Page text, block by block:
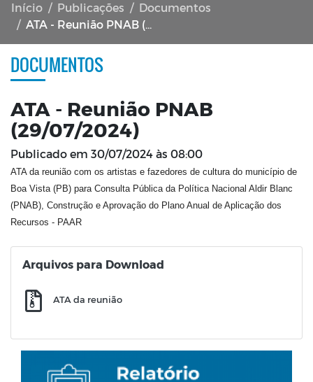
Início Publicações
Documentos
ATA - Reunião PNAB (29/07/2024)
DOCUMENTOS
ATA - Reunião PNAB
(29/07/2024)
Publicado em 30/07/2024 às 08:00
ATA da reunião com os artistas e fazedores de cultura do município de
Boa Vista (PB) para Consulta Pública da Política Nacional Aldir Blanc
(PNAB), Construção e Aprovação do Plano Anual de Aplicação dos
Recursos - PAAR
Arquivos para Download
ATA da reunião